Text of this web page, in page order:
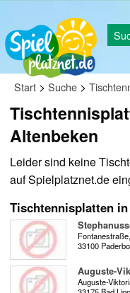
Start > Suche >
Altenbeken
Leider sind keine
auf Spielplatznet.de
Tischtennisplatten
Fontanestraße,
33100
Auguste-
Auguste-